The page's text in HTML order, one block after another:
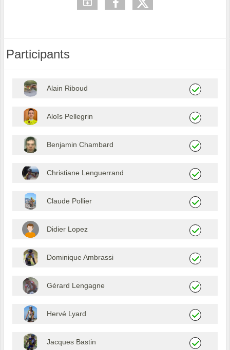
Participants
Alain Riboud
Aloïs Pellegrin
Benjamin Chambard
Christiane Lenguerrand
Claude Pollier
Didier Lopez
Dominique Ambrassi
Gérard Lengagne
Hervé Lyard
Jacques Bastin